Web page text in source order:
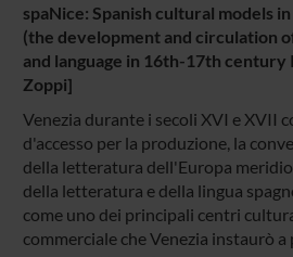
spaNice: Spanish cultural models
(the development and circulation
and language in 16th-17th century
Zoppi]
Venezia durante i secoli XVI e XVII
d'accesso per la produzione, la
della letteratura dell'Europa
della letteratura e della lingua
come uno dei principali centri
commerciale che Venezia instaurò